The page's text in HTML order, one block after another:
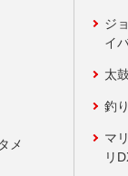
メ
ジ
イ
太
釣
マ
リ